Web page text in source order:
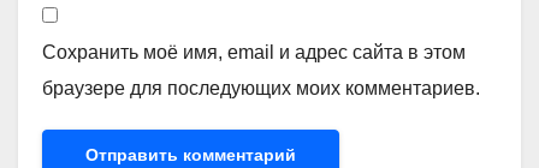
Сохранить моё имя, email и адрес сайта в этом
браузере для последующих моих комментариев.